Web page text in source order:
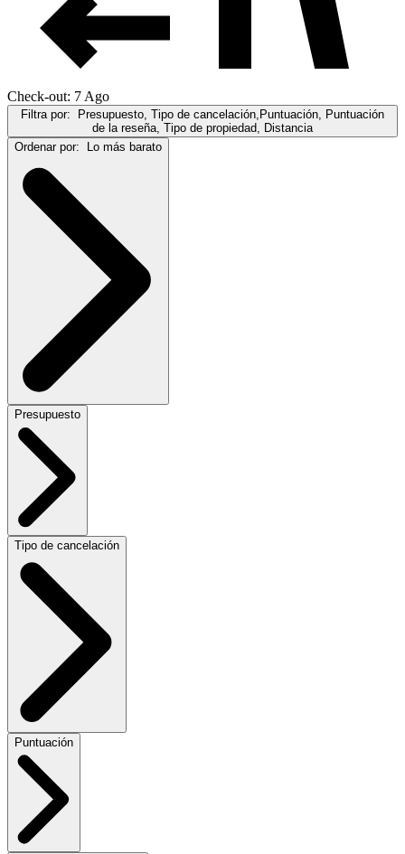
Check-out: 7 Ago
Filtra por:
Presupuesto, Tipo de cancelación,Puntuación, Puntuación
de la reseña, Tipo de propiedad, Distancia
Ordenar por:
Lo más barato
Presupuesto
Tipo de cancelación
Puntuación